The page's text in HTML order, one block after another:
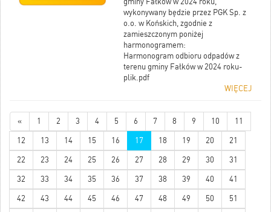
wykonywany będzie przez PGK Sp. z
o.o. w Końskich, zgodnie z
zamieszczonym poniżej
harmonogramem:
Harmonogram odbioru odpadów z
terenu gminy Fałków w 2024 roku-
plik.pdf
WIĘCEJ
« 1 2 3 4 5 6 7 8 9 10 11
12 13 14 15 16 17 18 19 20 21
22 23 24 25 26 27 28 29 30 31
32 33 34 35 36 37 38 39 40 41
42 43 44 45 46 47 48 49 50 51